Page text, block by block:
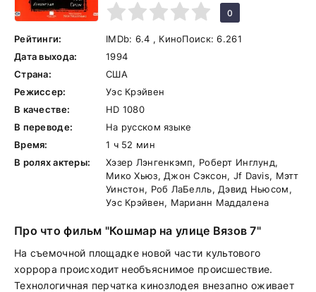
1
2 3 5
0
Рейтинги: IMDb: 6.4 , КиноПоиск:6.261
Дата выхода:
1994
Страна:
США
Режиссер:
Уэс Крэйвен
В качестве:
HD 1080
В переводе:
На русском языке
Время:
1 ч 52 мин
В ролях актеры:
Хэзер Лэнгенкэмп, Роберт Инглунд,
Мико Хьюз, Джон Сэксон, Jf Davis, Мэтт
Уинстон, Роб ЛаБелль, Дэвид Ньюсом,
Уэс Крэйвен, Марианн Маддалена
Про что фильм "Кошмар на улице Вязов 7"
На съемочной площадке новой части культового
хоррора происходит необъяснимое происшествие.
Технологичная перчатка кинозлодея внезапно оживает